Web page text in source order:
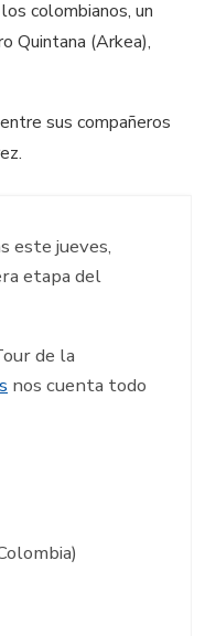
colombianos, un
Quintana (Arkea),
sus compañeros
este jueves,
etapa del
de la
nos cuenta todo